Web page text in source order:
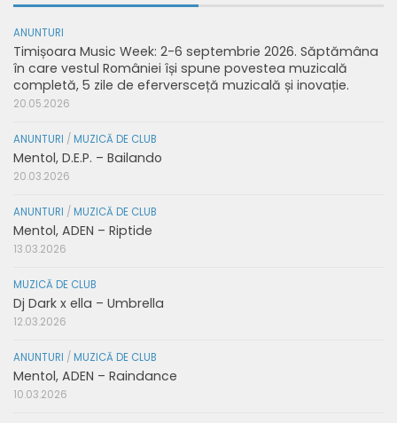
ANUNTURI
Timișoara Music Week: 2-6 septembrie 2026. Săptămâna
în care vestul României își spune povestea muzicală
completă, 5 zile de eferversceță muzicală și inovație.
20.05.2026
ANUNTURI / MUZICĂ DE CLUB
Mentol, D.E.P. – Bailando
20.03.2026
ANUNTURI / MUZICĂ DE CLUB
Mentol, ADEN – Riptide
13.03.2026
MUZICĂ DE CLUB
Dj Dark x ella – Umbrella
12.03.2026
ANUNTURI / MUZICĂ DE CLUB
Mentol, ADEN – Raindance
10.03.2026